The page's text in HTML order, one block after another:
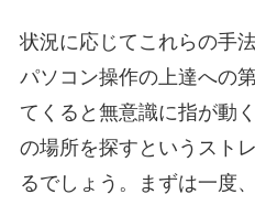
状況に応じてこれらの手
パソコン操作の上達への
てくると無意識に指が動
の場所を探すというスト
るでしょう。まずは一度